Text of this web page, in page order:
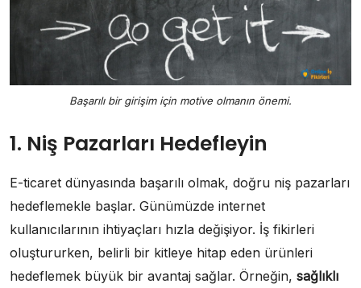
Başarılı bir girişim için motive olmanın önemi.
1. Niş Pazarları Hedefleyin
E-ticaret dünyasında başarılı olmak, doğru niş pazarları
hedeflemekle başlar. Günümüzde internet
kullanıcılarının ihtiyaçları hızla değişiyor. İş fikirleri
oluştururken, belirli bir kitleye hitap eden ürünleri
hedeflemek büyük bir avantaj sağlar. Örneğin, sağlıklı